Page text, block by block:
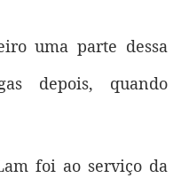
uma parte dessa
depois, quando
foi ao serviço da